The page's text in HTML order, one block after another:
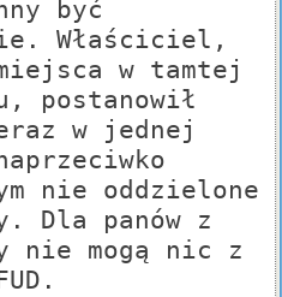
być
Właściciel,
w tamtej
postanowił
w jednej
nie oddzielone
Dla panów z
nie mogą nic z